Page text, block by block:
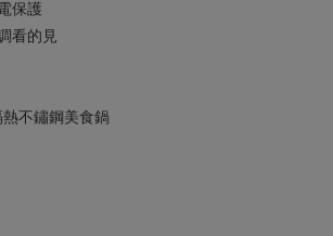
保護
看的見
不鏽鋼美食鍋